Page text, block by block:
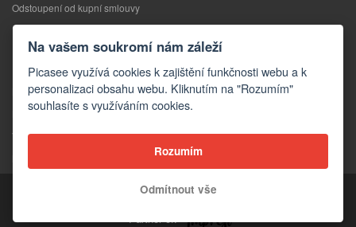
Odstoupení od kupní smlouvy
Reklamace
KONTAKTY
Kontakty
Kontaktní formulář
Velkoobchod
Copyright © 2026 Picasee
Partner of:
Na vašem soukromí nám záleží
Picasee využívá cookies k zajištění funkčnosti webu a k
personalizaci obsahu webu. Kliknutím na "Rozumím"
souhlasíte s využíváním cookies.
Rozumím
Odmítnout vše